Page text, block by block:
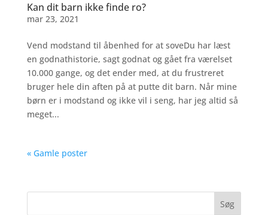
Kan dit barn ikke finde ro?
mar 23, 2021
Vend modstand til åbenhed for at soveDu har læst
en godnathistorie, sagt godnat og gået fra værelset
10.000 gange, og det ender med, at du frustreret
bruger hele din aften på at putte dit barn. Når mine
børn er i modstand og ikke vil i seng, har jeg altid så
meget...
« Gamle poster